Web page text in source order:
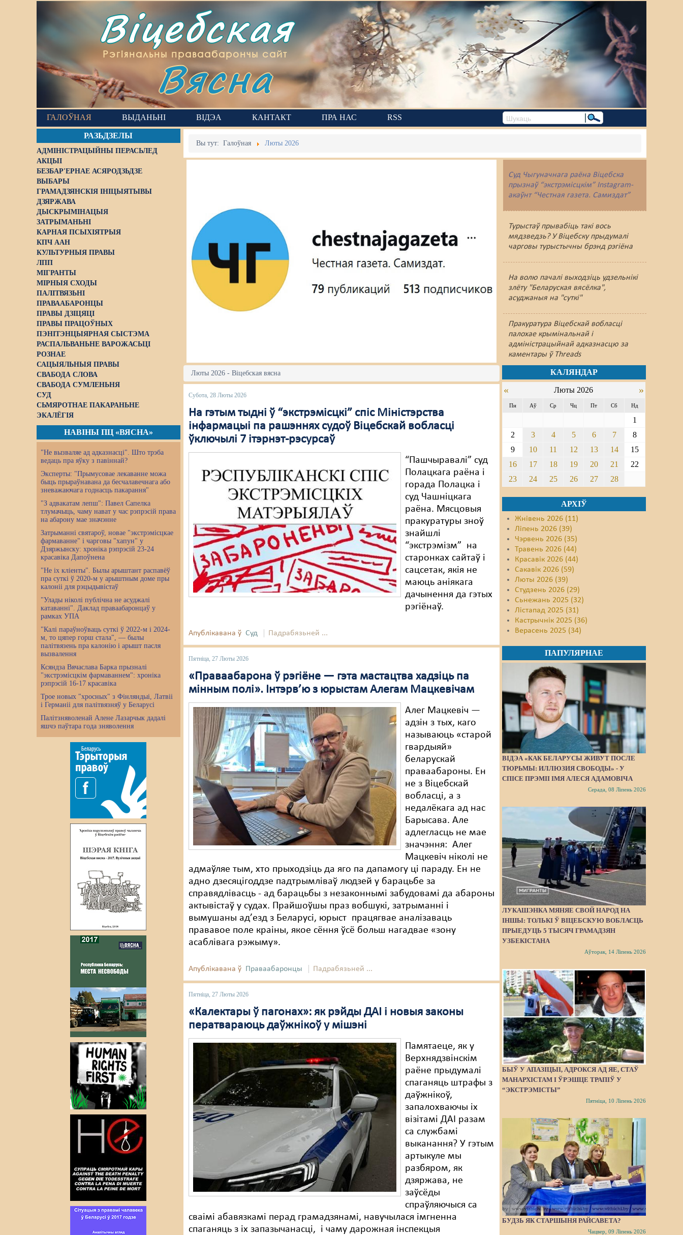
Віцебская
Рэгіянальны праваабарончы сайт
Вясна
ГАЛОЎНАЯ ВЫДАНЬНІ ВІДЭА КАНТАКТ ПРА НАС RSS
РАЗЬДЗЕЛЫ
АДМІНІСТРАЦЫЙНЫ ПЕРАСЬЛЕД
АКЦЫІ
БЕЗБАР'ЕРНАЕ АСЯРОДЗЬДЗЕ
ВЫБАРЫ
ГРАМАДЗЯНСКІЯ ІНІЦЫЯТЫВЫ
ДЗЯРЖАВА
ДЫСКРЫМІНАЦЫЯ
ЗАТРЫМАНЬНІ
КАРНАЯ ПСЫХІЯТРЫЯ
КПЧ ААН
КУЛЬТУРНЫЯ ПРАВЫ
ЛПП
МІГРАНТЫ
МІРНЫЯ СХОДЫ
ПАЛІТВЯЗЬНІ
ПРАВААБАРОНЦЫ
ПРАВЫ ДЗІЦЯЦІ
ПРАВЫ ПРАЦОЎНЫХ
ПЭНІТЭНЦЫЯРНАЯ СЫСТЭМА
РАСПАЛЬВАНЬНЕ ВАРОЖАСЬЦІ
РОЗНАЕ
САЦЫЯЛЬНЫЯ ПРАВЫ
СВАБОДА СЛОВА
СВАБОДА СУМЛЕНЬНЯ
СУД
СЬМЯРОТНАЕ ПАКАРАНЬНЕ
ЭКАЛЁГІЯ
НАВІНЫ ПЦ «ВЯСНА»
"Не вызваляе ад адказнасці". Што трэба
ведаць пра яўку з павіннай?
Эксперты: "Прымусовае лекаванне можа
быць прыраўнавана да бесчалавечнага або
зневажаючага годнасць пакарання"
"З адвакатам лепш": Павел Сапелка
тлумачыць, чаму нават у час рэпрэсій права
на абарону мае значэнне
Затрыманні святароў, новае "экстрэмісцкае
фармаванне" і чарговы "хапун" у
Дзяржынску: хроніка рэпрэсій 23-24
красавіка Дапоўнена
"Не іх кліенты". Былы арыштант распавёў
пра суткі ў 2020-м у арыштным доме пры
калоніі для рэцыдывістаў
"Улады ніколі публічна не асуджалі
катаванні". Даклад праваабаронцаў у
рамках УПА
"Калі параўноўваць суткі ў 2022-м і 2024-
м, то цяпер горш стала", — былы
палітвязень пра калонію і арышт пасля
вызвалення
Ксяндза Вячаслава Барка прызналі
"экстрэмісцкім фармаваннем": хроніка
рэпрэсій 16-17 красавіка
Трое новых "хросных" з Фінляндыі, Латвіі
і Германіі для палітвязняў у Беларусі
Палітзняволенай Алене Лазарчык дадалі
яшчэ паўтара года зняволення
Вы тут:Галоўная Люты 2026
Суд Чыгуначнага раёна Віцебска
прызнаў “экстрэмісцкім” Instagram-
акаўнт “Честная газета. Самиздат”
Турыстаў прывабіць такі вось
мядзведзь? У Віцебску прыдумалі
чарговы турыстычны брэнд рэгіёна
На волю пачалі выходзіць удзельнікі
злёту "Беларуская вясёлка",
асуджаныя на "суткі"
Пракуратура Віцебскай вобласці
палохае крымінальнай і
адміністрацыйнай адказнасцю за
каментары ў Threads
Люты 2026 - Віцебская вясна
Субота, 28 Люты 2026
На гэтым тыдні ў “экстрэмісцкі” спіс Міністэрства
інфармацыі па рашэннях судоў Віцебскай вобласці
ўключылі 7 ітэрнэт-рэсурсаў
“Пашчыравалі” суд
Полацкага раёна і
горада Полацка і
суд Чашніцкага
раёна. Мясцовыя
пракуратуры зноў
знайшлі
“экстрэмізм” на
старонках сайтаў і
сацсетак, якія не
маюць аніякага
дачынення да гэтых
рэгіёнаў.
Апублікавана ў Суд Падрабязьней ...
Пятніца, 27 Люты 2026
«Праваабарона ў рэгіёне — гэта мастацтва хадзіць па
мінным полі». Інтэрв’ю з юрыстам Алегам Мацкевічам
Алег Мацкевіч —
адзін з тых, каго
называюць «старой
гвардыяй»
беларускай
праваабароны. Ен
не з Віцебскай
вобласці, а з
недалёкага ад нас
Барысава. Але
адлегласць не мае
значэння: Алег
Мацкевіч ніколі не
адмаўляе тым, хто прыходзіць да яго па дапамогу ці параду. Ен не
адно дзесяцігоддзе падтрымліваў людзей у барацьбе за
справядлівасць - ад барацьбы з незаконнымі забудовамі да абароны
актывістаў у судах. Прайшоўшы праз вобшукі, затрыманні і
вымушаны ад’езд з Беларусі, юрыст працягвае аналізаваць
прававое поле краіны, якое сёння ўсё больш нагадвае «зону
асаблівага рэжыму».
Апублікавана ў Праваабаронцы Падрабязьней ...
Пятніца, 27 Люты 2026
«Калектары ў пагонах»: як рэйды ДАІ і новыя законы
ператвараюць даўжнікоў у мішэні
Памятаеце, як у
Верхнядзвінскім
раёне прыдумалі
спаганяць штрафы з
даўжнікоў,
запалохваючы іх
візітамі ДАІ разам
са службамі
выканання? У гэтым
артыкуле мы
разбяром, як
дзяржава, не
заўсёды
спраўляючыся са
сваімі абавязкамі перад грамадзянамі, навучылася імгненна
спаганяць з іх запазычанасці, і чаму дарожная інспекцыя
КАЛЯНДАР
« Люты 2026 »
Пн Аў Ср Чц Пт Сб Нд
1
2
3 4 5 6 7
8
9
10 11 12 13 14
15
16
17 18 19 20 21
22
23
24 25 26 27 28
АРХІЎ
Жнівень 2026 (11)
Ліпень 2026 (39)
Чэрвень 2026 (35)
Травень 2026 (44)
Красавік 2026 (44)
Сакавік 2026 (59)
Люты 2026 (39)
Студзень 2026 (29)
Сьнежань 2025 (32)
Лістапад 2025 (31)
Кастрычнік 2025 (36)
Верасень 2025 (34)
ПАПУЛЯРНАЕ
ВІДЭА «КАК БЕЛАРУСЫ ЖИВУТ ПОСЛЕ
ТЮРЬМЫ: ИЛЛЮЗИЯ СВОБОДЫ» - У
СПІСЕ ПРЭМІІ ІМЯ АЛЕСЯ АДАМОВІЧА
Серада, 08 Ліпень 2026
ЛУКАШЭНКА МЯНЯЕ СВОЙ НАРОД НА
ІНШЫ: ТОЛЬКІ Ў ВІЦЕБСКУЮ ВОБЛАСЦЬ
ПРЫЕДУЦЬ 5 ТЫСЯЧ ГРАМАДЗЯН
УЗБЕКІСТАНА
Аўторак, 14 Ліпень 2026
БЫЎ У АПАЗІЦЫІ, АДРОКСЯ АД ЯЕ, СТАЎ
МАНАРХІСТАМ І ЎРЭШЦЕ ТРАПІЎ У
“ЭКСТРЭМІСТЫ”
Пятніца, 10 Ліпень 2026
БУДЗЬ ЯК СТАРШЫНЯ РАЙСАВЕТА?
Чацвер, 09 Ліпень 2026